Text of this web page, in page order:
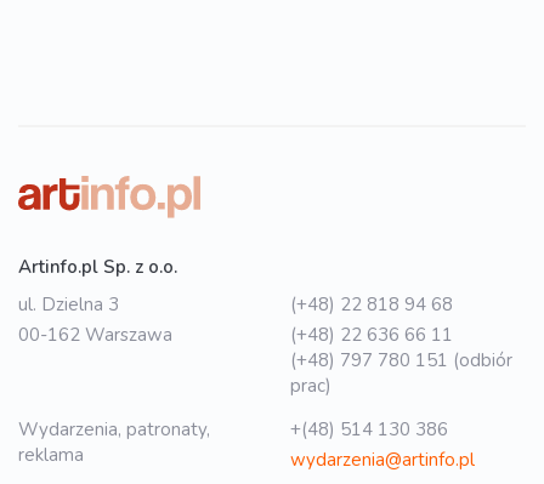
Artinfo.pl Sp. z o.o.
ul. Dzielna 3
00-162 Warszawa
(+48) 22 818 94 68
(+48) 22 636 66 11
(+48) 797 780 151 (odbiór
prac)
Wydarzenia, patronaty,
reklama
+(48) 514 130 386
wydarzenia@artinfo.pl